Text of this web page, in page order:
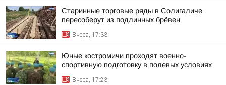
Старинные торговые ряды в Солигаличе
пересоберут из подлинных брёвен
Вчера, 17:33
Юные костромичи проходят военно-
спортивную подготовку в полевых условиях
Вчера, 17:23